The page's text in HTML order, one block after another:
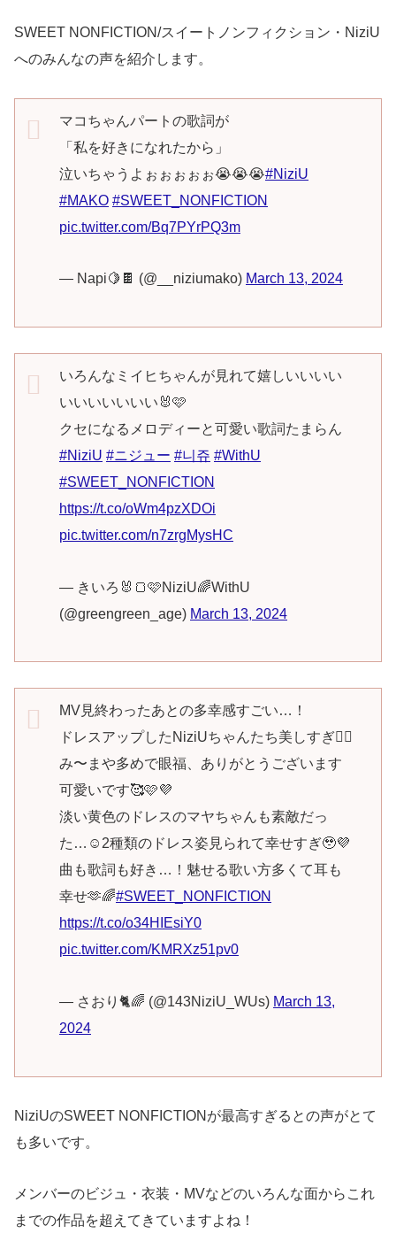
SWEET NONFICTION/スイートノンフィクション・NiziU
へのみんなの声を紹介します。
マコちゃんパートの歌詞が
「私を好きになれたから」
泣いちゃうよぉぉぉぉぉ😭😭😭#NiziU
#MAKO #SWEET_NONFICTION
pic.twitter.com/Bq7PYrPQ3m
— Napi🍋🍫 (@__niziumako) March 13, 2024
いろんなミイヒちゃんが見れて嬉しいいいい
いいいいいいい🐰🩷
クセになるメロディーと可愛い歌詞たまらん
#NiziU #ニジュー #니쥬 #WithU
#SWEET_NONFICTION
https://t.co/oWm4pzXDOi
pic.twitter.com/n7zrgMysHC
— きいろ🐰🍞🩷NiziU🌈WithU
(@greengreen_age) March 13, 2024
MV見終わったあとの多幸感すごい…！
ドレスアップしたNiziUちゃんたち美しすぎ🤦‍♀️
み〜まや多めで眼福、ありがとうございます
可愛いです🥰🩷💜
淡い黄色のドレスのマヤちゃんも素敵だっ
た…☺️2種類のドレス姿見られて幸せすぎ🥹💜
曲も歌詞も好き…！魅せる歌い方多くて耳も
幸せ🫶🌈#SWEET_NONFICTION
https://t.co/o34HIEsiY0
pic.twitter.com/KMRXz51pv0
— さおり🐈🌈 (@143NiziU_WUs) March 13,
2024
NiziUのSWEET NONFICTIONが最高すぎるとの声がとて
も多いです。
メンバーのビジュ・衣装・MVなどのいろんな面からこれ
までの作品を超えてきていますよね！